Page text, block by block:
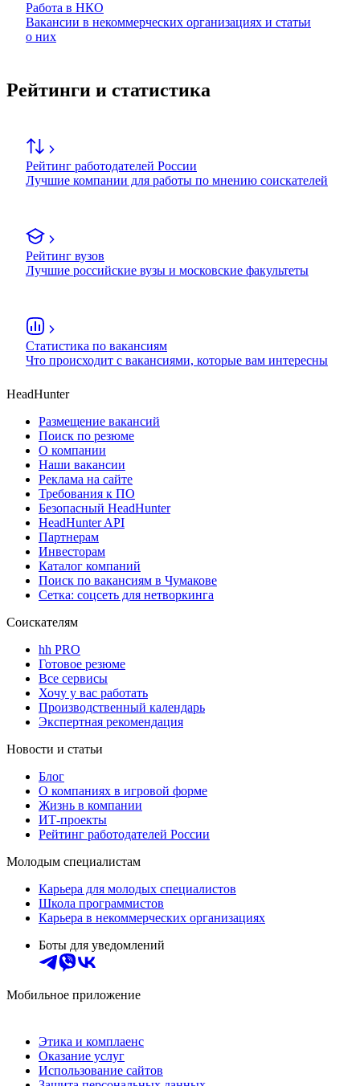
Работа в НКО
Вакансии в некоммерческих организациях и статьи
о них
Рейтинги и статистика
Рейтинг работодателей России
Лучшие компании для работы по мнению соискателей
Рейтинг вузов
Лучшие российские вузы и московские факультеты
Статистика по вакансиям
Что происходит с вакансиями, которые вам интересны
HeadHunter
Размещение вакансий
Поиск по резюме
О компании
Наши вакансии
Реклама на сайте
Требования к ПО
Безопасный HeadHunter
HeadHunter API
Партнерам
Инвесторам
Каталог компаний
Поиск по вакансиям в Чумакове
Сетка: соцсеть для нетворкинга
Соискателям
hh PRO
Готовое резюме
Все сервисы
Хочу у вас работать
Производственный календарь
Экспертная рекомендация
Новости и статьи
Блог
О компаниях в игровой форме
Жизнь в компании
ИТ-проекты
Рейтинг работодателей России
Молодым специалистам
Карьера для молодых специалистов
Школа программистов
Карьера в некоммерческих организациях
Боты для уведомлений
Мобильное приложение
Этика и комплаенс
Оказание услуг
Использование сайтов